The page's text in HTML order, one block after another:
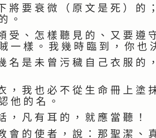
將 要 衰 微 （ 原 文 是 死 ） 的
。
受 、 怎 樣 聽 見 的 、 又 要 遵
一 樣 。 我 幾 時 臨 到 ， 你 也
名 是 未 曾 污 穢 自 己 衣 服 的
， 我 也 必 不 從 生 命 冊 上 塗
他 的 名 。
， 凡 有 耳 的 ， 就 應 當 聽 ！
會 的 使 者 ， 說 ： 那 聖 潔 、